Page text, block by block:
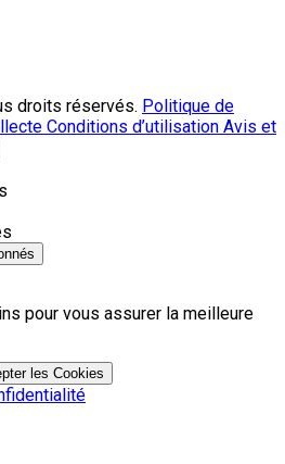
droits réservés. Politique de
Conditions d’utilisation Avis et
pour vous assurer la meilleure
les Cookies